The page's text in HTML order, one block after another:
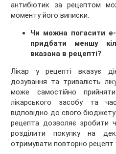
антибіотик за рецептом
моменту його виписки.
Чи можна погасити
придбати меншу
вказана в рецепті?
Лікар у рецепті вказує
дозування та тривалість
може самостійно
лікарського засобу та
відповідно до свого
рецепта дозволяє зробити
розділити покупку на
отримувати повторно рецепт